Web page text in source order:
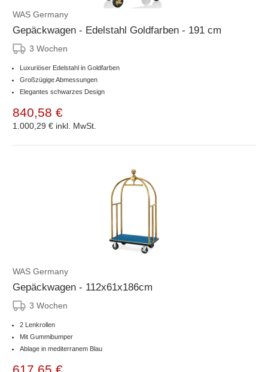
WAS Germany
Gepäckwagen - Edelstahl Goldfarben - 191 cm
3 Wochen
Luxuriöser Edelstahl in Goldfarben
Großzügige Abmessungen
Elegantes schwarzes Design
840,58 €
1.000,29 € inkl. MwSt.
WAS Germany
Gepäckwagen - 112x61x186cm
3 Wochen
2 Lenkrollen
Mit Gummibumper
Ablage in mediterranem Blau